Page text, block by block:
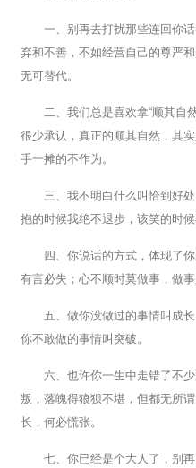
一、别再去打扰那些连回你
弃和不善，不如经营自己的尊严
无可替代。
二、我们总是喜欢拿“顺其自
很少承认，真正的顺其自然，其
手一摊的不作为。
三、我不明白什么叫恰到好
抱的时候我绝不退步，该笑的时候
四、你说话的方式，体现了
有言必失；心不顺时莫做事，做事
五、做你没做过的事情叫成
你不敢做的事情叫突破。
六、也许你一生中走错了不
叛，落魄得狼狈不堪，但都无所
长，何必慌张。
七、你已经是个大人了，别